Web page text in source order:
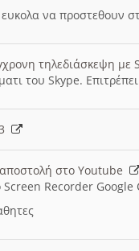
να προστεθουν
τηλεδιάσκεψη
του Skype.
3
αποστολή στο Youtube
Screen Recorder